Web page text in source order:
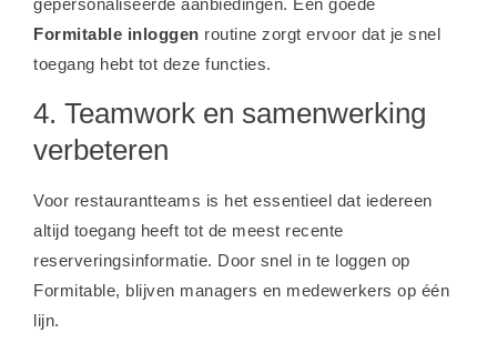
Formitable inloggen routine zorgt ervoor dat je snel
toegang hebt tot deze functies.
4. Teamwork en samenwerking
verbeteren
Voor restaurantteams is het essentieel dat iedereen
altijd toegang heeft tot de meest recente
reserveringsinformatie. Door snel in te loggen op
Formitable, blijven managers en medewerkers op één
lijn.